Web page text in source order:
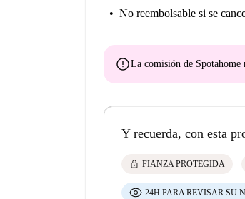
No reembolsable si se
errorLa comisión de Spotahome
Y recuerda, con esta
lock FIANZA PROTEGIDA
24H PARA REVISAR SU